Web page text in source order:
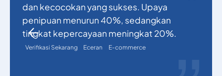
dan kecocokan yang sukses. Upaya
penipuan menurun 40%, sedangkan
tingkat kepercayaan meningkat 20%.
Verifikasi Sekarang Eceran E-commerce